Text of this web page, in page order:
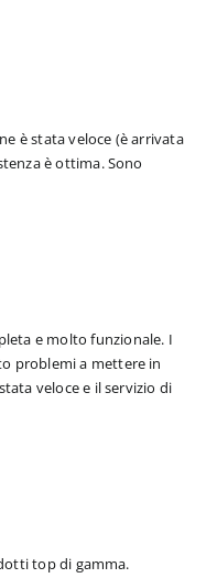
è stata veloce (è arrivata
è ottima. Sono
e molto funzionale. I
problemi a mettere in
veloce e il servizio di
top di gamma.